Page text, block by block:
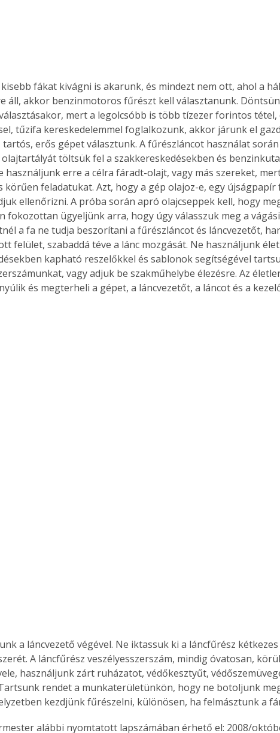
vagy
is
Bárhol,
fákat kivágni is akarunk, és mindezt nem ott, ahol a
áll, akkor benzinmotoros fűrészt kell választanunk.
mert a legolcsóbb is több tízezer forintos tétel,
tűzifa kereskedelemmel foglalkozunk, akkor járunk el
erős gépet választunk. A fűrészláncot használat
töltsük fel a szakkereskedésekben és
használjunk erre a célra fáradt-olajt, vagy más szereket,
körűen feladatukat. Azt, hogy a gép olajoz-e, egy újságpapír
ellenőrizni. A próba során apró olajcseppek kell, hogy
fokozottan ügyeljünk arra, hogy úgy válasszuk meg a
a fa ne tudja beszorítani a fűrészláncot és láncvezetőt,
felület, szabaddá téve a lánc mozgását. Ne használjunk
kapható reszelőkkel és sablonok segítségével
vagy adjuk be szakműhelybe élezésre. Az
és megterheli a gépet, a láncvezetőt, a láncot és a
a láncvezető végével. Ne iktassuk ki a láncfűrész
A láncfűrész veszélyesszerszám, mindig óvatosan,
használjunk zárt ruházatot, védőkesztyűt,
rendet a munkaterületünkön, hogy ne botoljunk
kezdjünk fűrészelni, különösen, ha felmásztunk a
alábbi nyomtatott lapszámában érhető el: 2008/